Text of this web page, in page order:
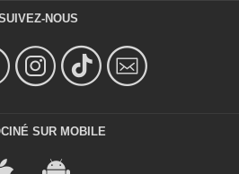
NOUS
SUR MOBILE